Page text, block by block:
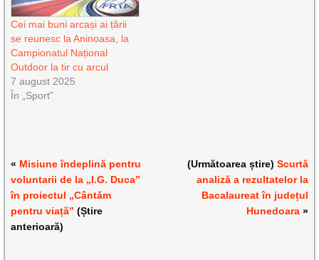
Cei mai buni arcași ai țării
se reunesc la Aninoasa, la
Campionatul Național
Outdoor la tir cu arcul
7 august 2025
În „Sport”
« Misiune îndeplină pentru
voluntarii de la „I.G. Duca”
în proiectul „Cântăm
pentru viață” (Știre
anterioară)
(Următoarea știre) Scurtă
analiză a rezultatelor la
Bacalaureat în județul
Hunedoara»